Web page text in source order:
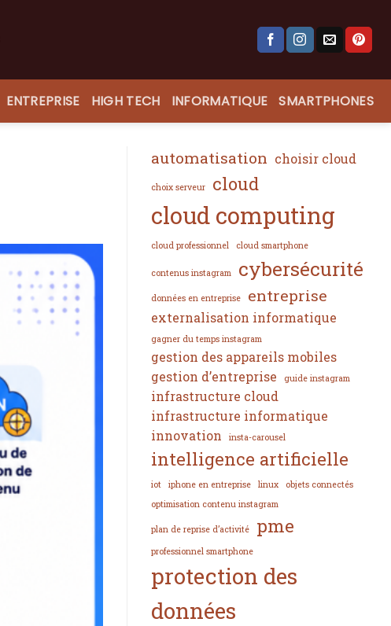
ENTREPRISE HIGH TECH INFORMATIQUE SMARTPHONES
automatisation choisir cloud
choix serveur cloud
cloud computing
cloud professionnel cloud smartphone
contenus instagram cybersécurité
données en entreprise entreprise
externalisation informatique
gagner du temps instagram
gestion des appareils mobiles
gestion d’entreprise
guide instagram
infrastructure cloud
infrastructure informatique
innovation
insta-carousel
intelligence artificielle
iot iphone en entreprise linux
objets connectés
optimisation contenu instagram
plan de reprise d’activité pme
professionnel smartphone
protection des
données